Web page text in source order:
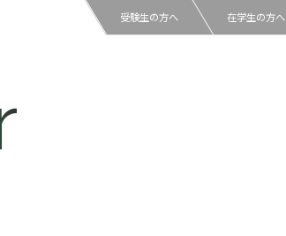
受験生の方へ 在学生の方へ